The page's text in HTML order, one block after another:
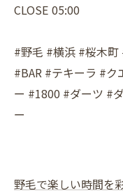
CLOSE 05:00
#野毛 #横浜 #桜木
#BAR #テキーラ #ク
ー #1800 #ダーツ #
ー
野毛で楽しい時間を